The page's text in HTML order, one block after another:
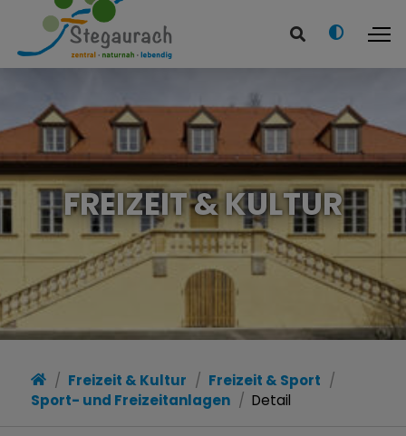
FREIZEIT & KULTUR
Freizeit & Kultur
Freizeit & Sport
Sport- und Freizeitanlagen
Detail